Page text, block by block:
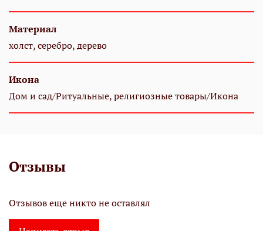
Материал
холст, серебро, дерево
Икона
Дом и сад/Ритуальные, религиозные товары/Икона
Отзывы
Отзывов еще никто не оставлял